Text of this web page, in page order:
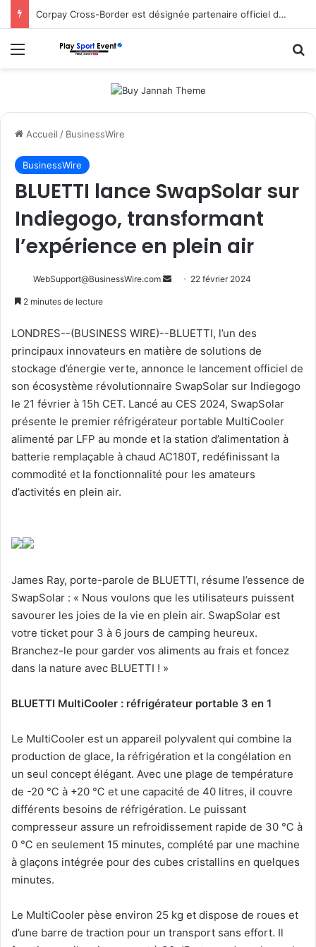
Corpay Cross-Border est désignée partenaire officiel de change d’Ultimate Sevens
Menu
Accueil / BusinessWire
BusinessWire
BLUETTI lance SwapSolar sur
Indiegogo, transformant
l’expérience en plein air
WebSupport@BusinessWire.com
Envoyer22 février 2024
2 minutes de lecture
LONDRES--(BUSINESS WIRE)--BLUETTI, l’un des
principaux innovateurs en matière de solutions de
stockage d’énergie verte, annonce le lancement officiel de
son écosystème révolutionnaire SwapSolar sur Indiegogo
le 21 février à 15h CET. Lancé au CES 2024, SwapSolar
présente le premier réfrigérateur portable MultiCooler
alimenté par LFP au monde et la station d’alimentation à
batterie remplaçable à chaud AC180T, redéfinissant la
commodité et la fonctionnalité pour les amateurs
d’activités en plein air.
James Ray, porte-parole de BLUETTI, résume l’essence de
SwapSolar : « Nous voulons que les utilisateurs puissent
savourer les joies de la vie en plein air. SwapSolar est
votre ticket pour 3 à 6 jours de camping heureux.
Branchez-le pour garder vos aliments au frais et foncez
dans la nature avec BLUETTI ! »
BLUETTI MultiCooler : réfrigérateur portable 3 en 1
Le MultiCooler est un appareil polyvalent qui combine la
production de glace, la réfrigération et la congélation en
un seul concept élégant. Avec une plage de température
de -20 ℃ à +20 ℃ et une capacité de 40 litres, il couvre
différents besoins de réfrigération. Le puissant
compresseur assure un refroidissement rapide de 30 ℃ à
0 ℃ en seulement 15 minutes, complété par une machine
à glaçons intégrée pour des cubes cristallins en quelques
minutes.
Le MultiCooler pèse environ 25 kg et dispose de roues et
d’une barre de traction pour un transport sans effort. Il